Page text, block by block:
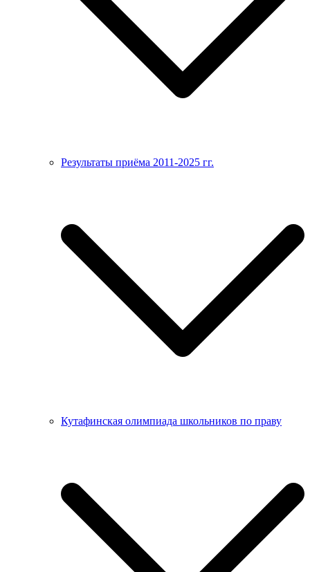
Результаты приёма 2011-2025 гг.
Кутафинская олимпиада школьников по праву